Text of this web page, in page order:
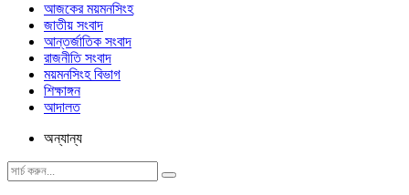
আজকের ময়মনসিংহ
জাতীয় সংবাদ
আন্তর্জাতিক সংবাদ
রাজনীতি সংবাদ
ময়মনসিংহ বিভাগ
শিক্ষাঙ্গন
আদালত
অন্যান্য